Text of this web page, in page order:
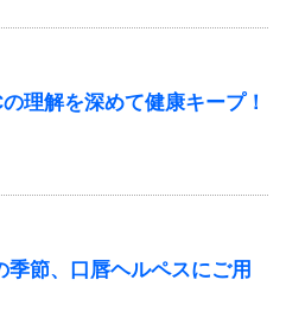
理解を深めて健康キープ！
季節、口唇ヘルペスにご用